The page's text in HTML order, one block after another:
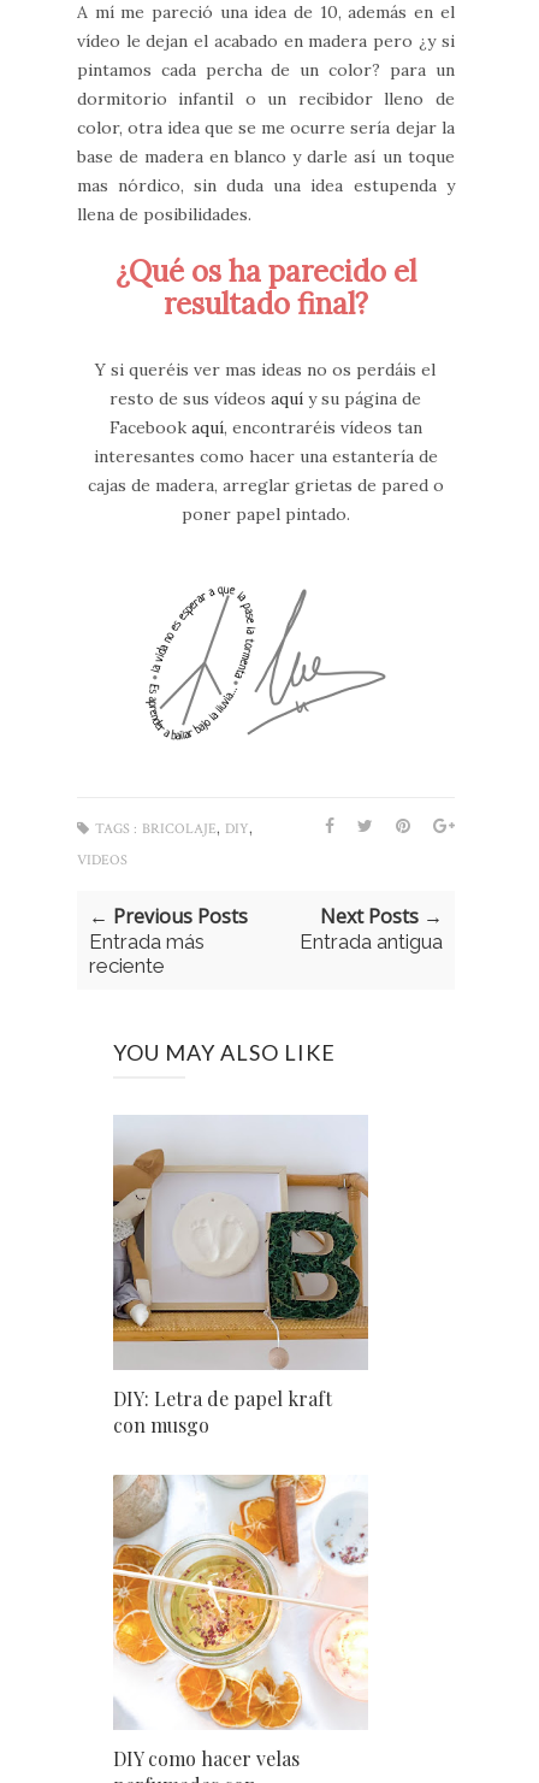
A mí me pareció una idea de 10, además en el
vídeo le dejan el acabado en madera pero ¿y si
pintamos cada percha de un color? para un
dormitorio infantil o un recibidor lleno de
color, otra idea que se me ocurre sería dejar la
base de madera en blanco y darle así un toque
mas nórdico, sin duda una idea estupenda y
llena de posibilidades.
¿Qué os ha parecido el
resultado final?
Y si queréis ver mas ideas no os perdáis el
resto de sus vídeosaquí y su página de
Facebook aquí, encontraréis vídeos tan
interesantes como hacer una estantería de
cajas de madera, arreglar grietas de pared o
poner papel pintado.
TAGS : BRICOLAJE, DIY,
VIDEOS
← Previous Posts
Entrada más
reciente
Next Posts →
Entrada antigua
YOU MAY ALSO LIKE
DIY: Letra de papel kraft
con musgo
DIY como hacer velas